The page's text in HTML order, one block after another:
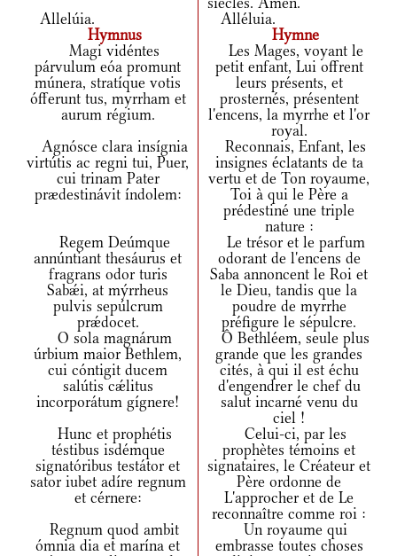
Allelúia.
Alléluia.
Hymnus
Hymne
Magi vidéntes
párvulum eóa promunt
múnera, stratíque votis
ófferunt tus, myrrham et
aurum régium.
Les Mages, voyant le
petit enfant, Lui offrent
leurs présents, et
prosternés, présentent
l'encens, la myrrhe et l'or
royal.
Agnósce clara insígnia
virtútis ac regni tui, Puer,
cui trinam Pater
prædestinávit índolem:
Reconnais, Enfant, les
insignes éclatants de ta
vertu et de Ton royaume,
Toi à qui le Père a
prédestiné une triple
nature :
Regem Deúmque
annúntiant thesáurus et
fragrans odor turis
Sabǽi, at mýrrheus
pulvis sepúlcrum
prǽdocet.
Le trésor et le parfum
odorant de l'encens de
Saba annoncent le Roi et
le Dieu, tandis que la
poudre de myrrhe
préfigure le sépulcre.
O sola magnárum
úrbium maior Bethlem,
cui cóntigit ducem
salútis cǽlitus
incorporátum gígnere!
Ô Bethléem, seule plus
grande que les grandes
cités, à qui il est échu
d'engendrer le chef du
salut incarné venu du
ciel !
Hunc et prophétis
téstibus isdémque
signatóribus testátor et
sator iubet adíre regnum
et cérnere:
Celui-ci, par les
prophètes témoins et
signataires, le Créateur et
Père ordonne de
L'approcher et de Le
reconnaître comme roi :
Regnum quod ambit
ómnia dia et marína et
Un royaume qui
embrasse toutes choses